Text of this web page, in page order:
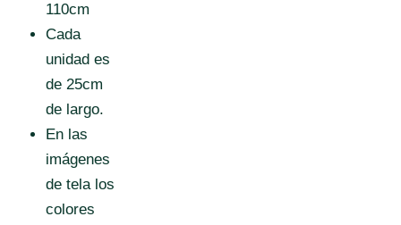
110cm
Cada
unidad es
de 25cm
de largo.
En las
imágenes
de tela los
colores